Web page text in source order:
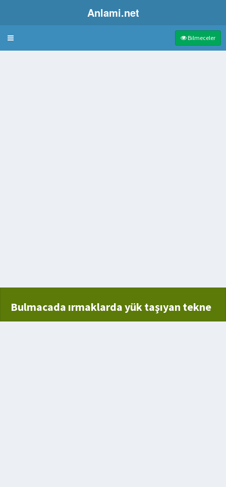
Anlami.net
Bulmaca Bilmeceler
Bulmacada ırmaklarda yük taşıyan tekne